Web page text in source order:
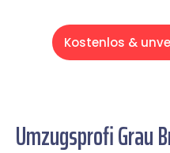
Kostenlos &
Umzugsprofi Grau